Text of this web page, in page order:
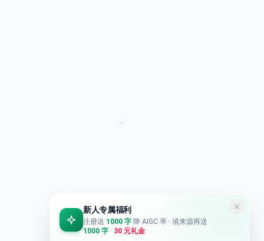
新人专属福利
注册送 1000 字 降 AIGC 率 · 填来源再送
1000 字 · 30 元礼金